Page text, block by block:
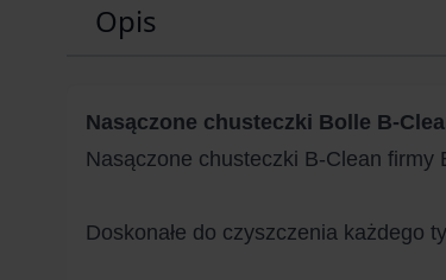
Opis
Nasączone chusteczki Bolle B-
Nasączone chusteczki B-Clean
Doskonałe do czyszczenia każdego